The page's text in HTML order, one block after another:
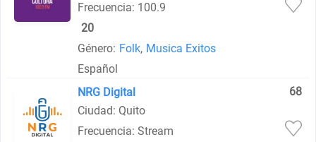
Frecuencia: 100.9
20
Género: Folk, Musica Exitos
Español
NRG Digital
68
Ciudad: Quito
Frecuencia: Stream